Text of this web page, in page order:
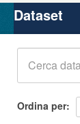
Gruppi
Dataset
Ordina per